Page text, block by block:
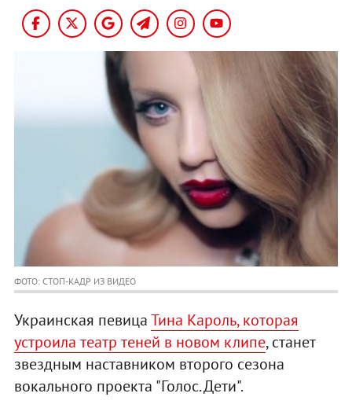
ФОТО: СТОП-КАДР ИЗ ВИДЕО
Украинская певицаТина Кароль, которая
устроила театр теней в новом клипе, станет
звездным наставником второго сезона
вокального проекта "Голос. Дети".